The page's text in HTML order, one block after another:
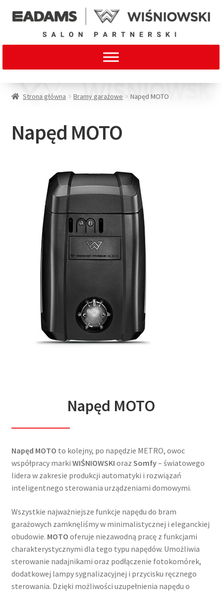
Strona główna Bramy garażowe Napęd MOTO
Napęd MOTO
Napęd MOTO
Napęd MOTO to kolejny, po napędzie METRO, owoc
współpracy marki WIŚNIOWSKI oraz Somfy– światowego
lidera w zakresie produkcji automatyki i rozwiązań
inteligentnego sterowania urządzeniami domowymi.
Wszystkie najważniejsze funkcje napędu do bram
garażowych zamknęliśmy w minimalistycznej i eleganckiej
obudowie. MOTO oferuje niezawodną pracę z funkcjami
charakterystycznymi dla tego typu napędów. Umożliwia
sterowanie nadajnikami oraz podłączenie fotokomórek,
dodatkowej lampy sygnalizacyjnej i przycisku ręcznego
sterowania. Dzięki możliwości uzupełnienia napędu o